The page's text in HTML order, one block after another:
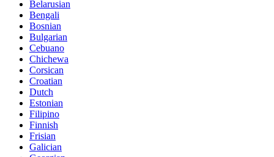
Belarusian
Bengali
Bosnian
Bulgarian
Cebuano
Chichewa
Corsican
Croatian
Dutch
Estonian
Filipino
Finnish
Frisian
Galician